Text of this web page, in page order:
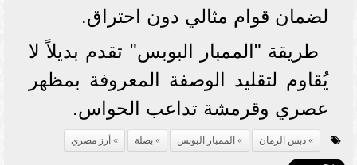
لضمان قوام مثالي دون احتراق.
طريقة "الممبار البوبس" تقدم بديلاً لا
يُقاوم لتقليد الوصفة المعروفة بمظهر
عصري وقرمشة تداعب الحواس.
دبس الرمان الممبار البوبس بصلة أرز مصري